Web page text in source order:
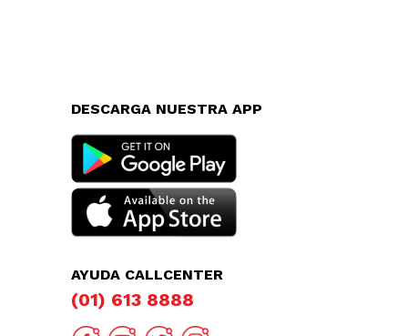
DESCARGA NUESTRA APP
AYUDA CALLCENTER
(01) 613 8888